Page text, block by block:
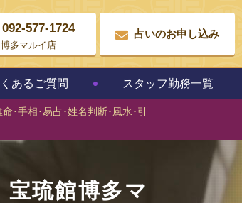
092-577-1724
博多マルイ店
占いのお申し込み
あるご質問 スタッフ勤務一覧
･手相･易占･姓名判断･風水･引
宝琉館博多マ